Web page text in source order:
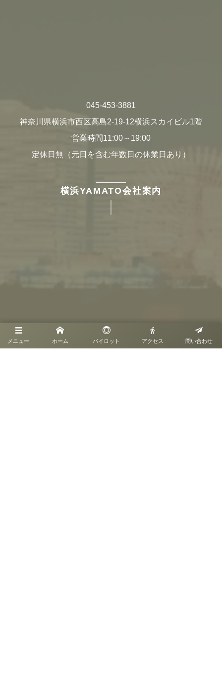
メニュー ホーム パイロット アクセス 問い合わせ
045-453-3881
神奈川県横浜市西区高島2-19-12横浜スカイビル1階
営業時間11:00～19:00
定休日無（元日を含む年数日の休業日あり）
横浜YAMATO会社案内